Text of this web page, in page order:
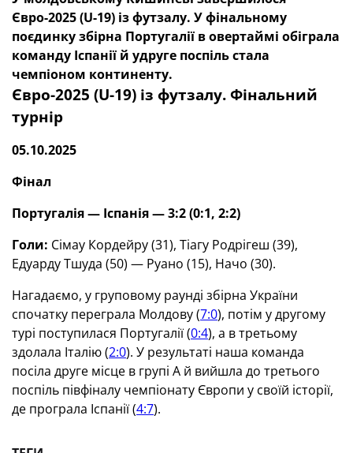
Євро-2025 (U-19) із футзалу. У фінальному
поєдинку збірна Португалії в овертаймі обіграла
команду Іспанії й удруге поспіль стала
чемпіоном континенту.
Євро-2025 (U-19) із футзалу. Фінальний
турнір
05.10.2025
Фінал
Португалія — Іспанія — 3:2 (0:1, 2:2)
Голи: Сімау Кордейру (31), Тіагу Родрігеш (39),
Едуарду Тшуда (50) — Руано (15), Начо (30).
Нагадаємо, у груповому раунді збірна України
спочатку переграла Молдову (7:0), потім у другому
турі поступилася Португалії (0:4), а в третьому
здолала Італію (2:0). У результаті наша команда
посіла друге місце в групі А й вийшла до третього
поспіль півфіналу чемпіонату Європи у своїй історії,
де програла Іспанії (4:7).